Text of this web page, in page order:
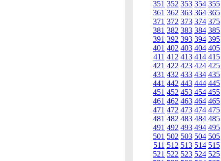
351 352 353 354 355
361 362 363 364 365
371 372 373 374 375
381 382 383 384 385
391 392 393 394 395
401 402 403 404 405
411 412 413 414 415
421 422 423 424 425
431 432 433 434 435
441 442 443 444 445
451 452 453 454 455
461 462 463 464 465
471 472 473 474 475
481 482 483 484 485
491 492 493 494 495
501 502 503 504 505
511 512 513 514 515
521 522 523 524 525